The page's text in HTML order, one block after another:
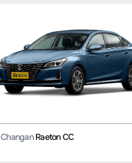
ChanganRaeton CC